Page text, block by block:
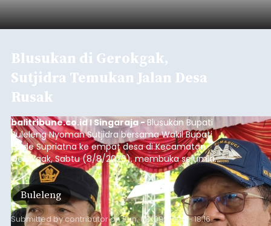
Blusukan di Gerokgak,
Sutjidra Temukan Jalan Desa
Rusak
balitribune.co.id I Singaraja - Blusukan Bupati
Buleleng Nyoman Sutjidra bersama Wakil Bupati
Gede Supriatna ke empat desa di Kecamatan
Gerokgak, Sabtu (8/8/2026), membuka sejumlah
persoalan yang masih dihadapi masyarakat. Dari
jalan desa yang rusak hingga potensi pertanian
yang belum optimal, semuanya menjadi
perhatian pemerintah daerah.
Buleleng
Submitted bycontributoronSun, 08/09/2026 - 18:16